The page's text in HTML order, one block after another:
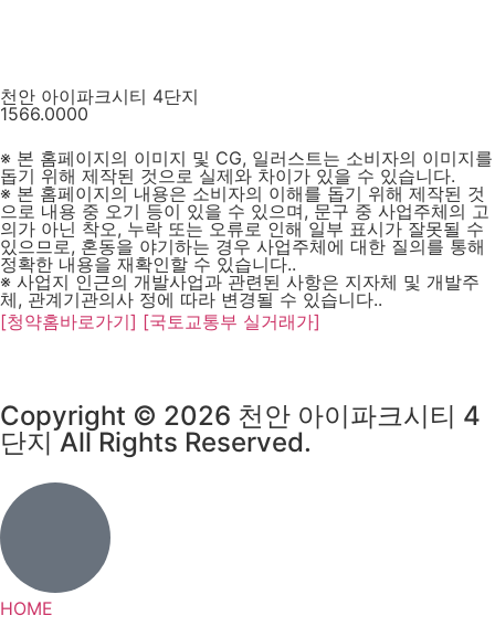
천안 아이파크시티 4단지
1566.0000
※ 본 홈페이지의 이미지 및 CG, 일러스트는 소비자의 이미지를
돕기 위해 제작된 것으로 실제와 차이가 있을 수 있습니다.
※ 본 홈페이지의 내용은 소비자의 이해를 돕기 위해 제작된 것
으로 내용 중 오기 등이 있을 수 있으며, 문구 중 사업주체의 고
의가 아닌 착오, 누락 또는 오류로 인해 일부 표시가 잘못될 수
있으므로, 혼동을 야기하는 경우 사업주체에 대한 질의를 통해
정확한 내용을 재확인할 수 있습니다..
※ 사업지 인근의 개발사업과 관련된 사항은 지자체 및 개발주
체, 관계기관의사 정에 따라 변경될 수 있습니다..
[청약홈바로가기] [국토교통부 실거래가]
Copyright © 2026 천안 아이파크시티 4
단지 All Rights Reserved.
HOME